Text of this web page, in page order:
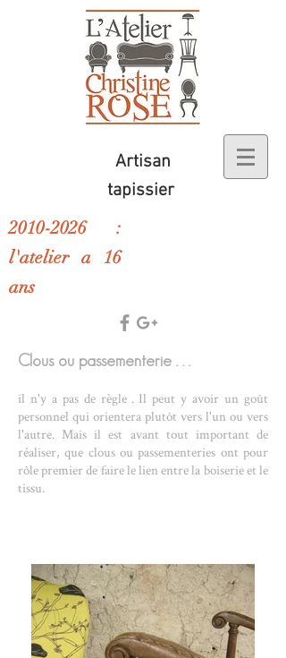
Artisan
tapissier
2010-2026 :
l'atelier a 16
ans
Clous ou passementerie . . .
il n'y a pas de règle . Il peut y avoir un goût
personnel qui orientera plutôt vers l'un ou vers
l'autre. Mais il est avant tout important de
réaliser, que clous ou passementeries ont pour
rôle premier de faire le lien entre la boiserie et le
tissu.